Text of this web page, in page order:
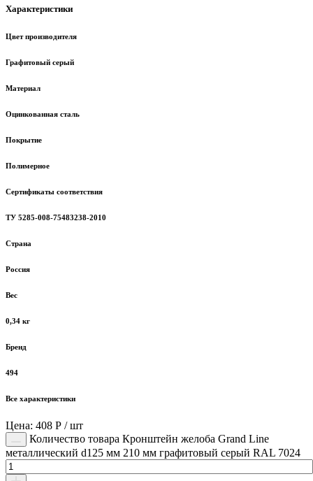
Характеристики
Цвет производителя
Графитовый серый
Материал
Оцинкованная сталь
Покрытие
Полимерное
Сертификаты соответствия
ТУ 5285-008-75483238-2010
Страна
Россия
Вес
0,34 кг
Бренд
494
Все характеристики
Цена: 408 Р / шт
Количество товара Кронштейн желоба Grand Line
металлический d125 мм 210 мм графитовый серый RAL 7024